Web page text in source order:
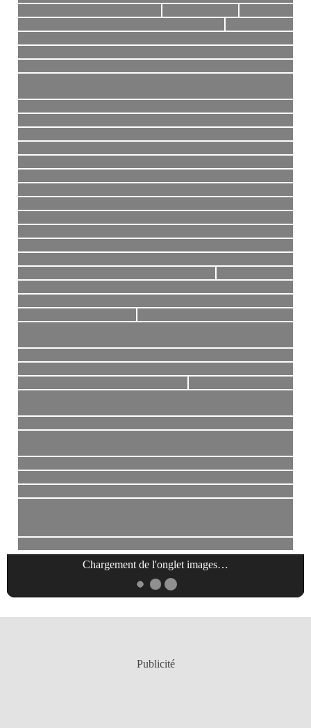
Chargement de l'onglet images…
Publicité